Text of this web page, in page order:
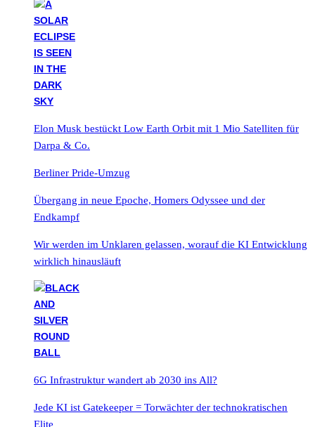
Elon Musk bestückt Low Earth Orbit mit 1 Mio Satelliten für
Darpa & Co.
Berliner Pride-Umzug
Übergang in neue Epoche, Homers Odyssee und der
Endkampf
Wir werden im Unklaren gelassen, worauf die KI Entwicklung
wirklich hinausläuft
6G Infrastruktur wandert ab 2030 ins All?
Jede KI ist Gatekeeper = Torwächter der technokratischen
Elite